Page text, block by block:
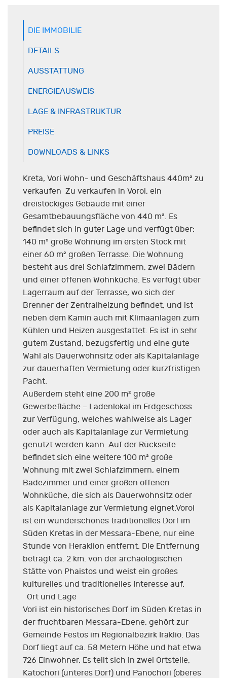
DIE IMMOBILIE
DETAILS
AUSSTATTUNG
ENERGIEAUSWEIS
LAGE & INFRASTRUKTUR
PREISE
DOWNLOADS & LINKS
Kreta, Vori Wohn- und Geschäftshaus 440m² zu
verkaufen Zu verkaufen in Voroi, ein
dreistöckiges Gebäude mit einer
Gesamtbebauungsfläche von 440 m². Es
befindet sich in guter Lage und verfügt über:
140 m² große Wohnung im ersten Stock mit
einer 60 m² großen Terrasse. Die Wohnung
besteht aus drei Schlafzimmern, zwei Bädern
und einer offenen Wohnküche. Es verfügt über
Lagerraum auf der Terrasse, wo sich der
Brenner der Zentralheizung befindet, und ist
neben dem Kamin auch mit Klimaanlagen zum
Kühlen und Heizen ausgestattet. Es ist in sehr
gutem Zustand, bezugsfertig und eine gute
Wahl als Dauerwohnsitz oder als Kapitalanlage
zur dauerhaften Vermietung oder kurzfristigen
Pacht.
Außerdem steht eine 200 m² große
Gewerbefläche – Ladenlokal im Erdgeschoss
zur Verfügung, welches wahlweise als Lager
oder auch als Kapitalanlage zur Vermietung
genutzt werden kann. Auf der Rückseite
befindet sich eine weitere 100 m² große
Wohnung mit zwei Schlafzimmern, einem
Badezimmer und einer großen offenen
Wohnküche, die sich als Dauerwohnsitz oder
als Kapitalanlage zur Vermietung eignet.Voroi
ist ein wunderschönes traditionelles Dorf im
Süden Kretas in der Messara-Ebene, nur eine
Stunde von Heraklion entfernt. Die Entfernung
beträgt ca. 2 km. von der archäologischen
Stätte von Phaistos und weist ein großes
kulturelles und traditionelles Interesse auf.
Ort und Lage
Vori ist ein historisches Dorf im Süden Kretas in
der fruchtbaren Messara-Ebene, gehört zur
Gemeinde Festos im Regionalbezirk Iraklio. Das
Dorf liegt auf ca. 58 Metern Höhe und hat etwa
726 Einwohner. Es teilt sich in zwei Ortsteile,
Katochori (unteres Dorf) und Panochori (oberes